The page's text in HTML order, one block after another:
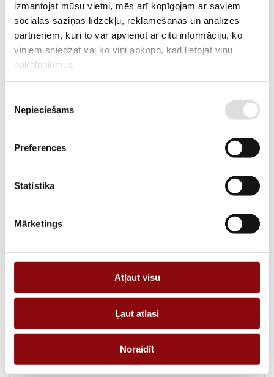
izmantojat mūsu vietni, mēs arī kopīgojam ar saviem
sociālās saziņas līdzekļu, reklamēšanas un analīzes
partneriem, kuri to var apvienot ar citu informāciju, ko
viņiem sniedzat vai ko viņi apkopo, kad lietojat viņu
pakalpojumus.
izvēle
Nepieciešams
Preferences
Statistika
Mārketings
Atļaut visu
Ļaut atlasi
Noraidīt
AVAILABILITY Available on backorder
SKU 28192T9696
MANUFACTURER CODE 192T9696
DESCRIPTION
REQUEST AN OFFER
0.73 kg
DIMENSIONS 185x185x30 cm
TYPE
SIZE TYPE TCB Bar or cable-through